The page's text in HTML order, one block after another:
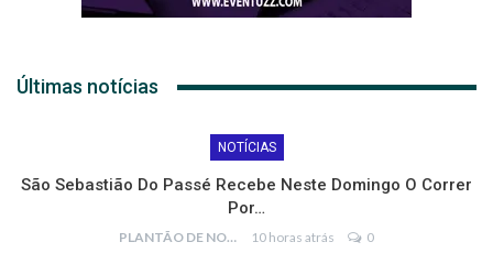
Últimas notícias
NOTÍCIAS
São Sebastião Do Passé Recebe Neste Domingo O Correr
Por…
PLANTÃO DE NOTÍCIAS 10 horas atrás 0